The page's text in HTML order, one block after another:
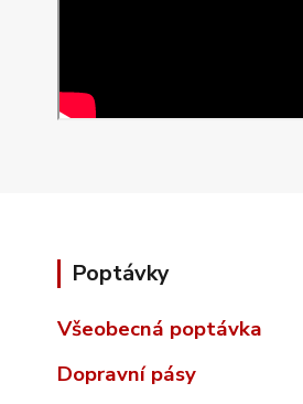
Poptávky
Všeobecná poptávka
Dopravní pásy